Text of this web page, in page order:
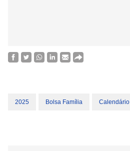
2025 Bolsa Família Calendário